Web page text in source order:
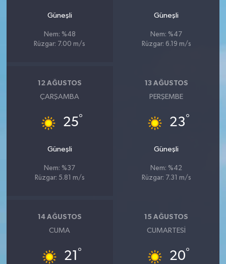
Güneşli
Nem: %48
Rüzgar: 7.00 m/s
Güneşli
Nem: %47
Rüzgar: 6.19 m/s
12 AĞUSTOS
ÇARŞAMBA
25°
Güneşli
Nem: %37
Rüzgar: 5.81 m/s
13 AĞUSTOS
PERŞEMBE
23°
Güneşli
Nem: %42
Rüzgar: 7.31 m/s
14 AĞUSTOS
CUMA
21 °
15 AĞUSTOS
CUMARTESI
20°